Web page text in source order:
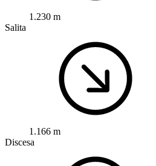
1.230 m
Salita
1.166 m
Discesa